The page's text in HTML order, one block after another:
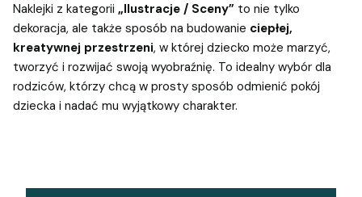
Naklejki z kategorii „Ilustracje / Sceny” to nie tylko
dekoracja, ale także sposób na budowanie ciepłej,
kreatywnej przestrzeni, w której dziecko może marzyć,
tworzyć i rozwijać swoją wyobraźnię. To idealny wybór dla
rodziców, którzy chcą w prosty sposób odmienić pokój
dziecka i nadać mu wyjątkowy charakter.